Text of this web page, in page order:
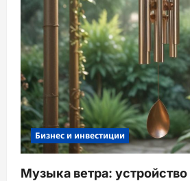
Бизнес и инвестиции
Музыка ветра: